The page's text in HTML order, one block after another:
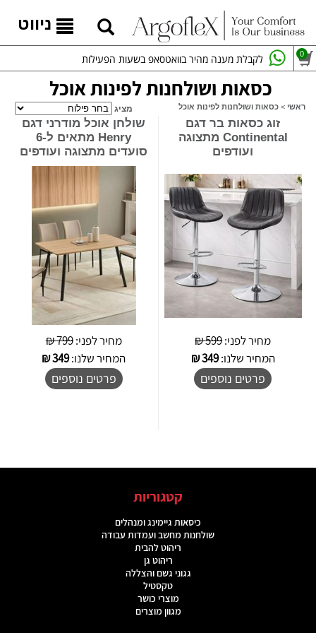
ניווט
לקבלת מענה מהיר בוואטסאפ בשעות הפעילות 0
כסאות ושולחנות לפינות אוכל
ראשי > כסאות ושולחנות לפינות אוכל מציג
זוג כסאות בר דגם
Continental מתצוגה
ועודפים
מחיר לפני:599 ₪
המחיר שלנו:349
₪
פרטים נוספים
שולחן אוכל מודרני דגם
Henry מתאים ל-6
סועדים מתצוגה ועודפים
מחיר לפני:799 ₪
המחיר שלנו:349
₪
פרטים נוספים
קטגוריות
כיסאות גיימינג ומנהלים
שולחנות מחשב ועמדות עבודה
ריהוט להבית
ריהוט גן
גגוני גשם והצללה
טקסטיל
מוצרי כושר
מגוון מוצרים